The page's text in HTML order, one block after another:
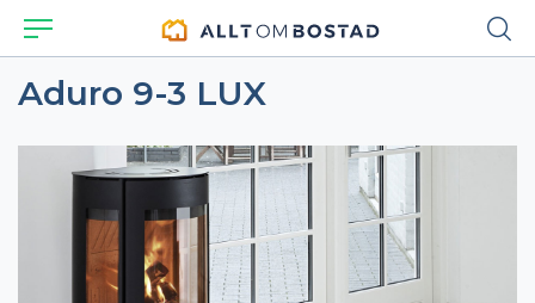
Aduro 9-3 LUX